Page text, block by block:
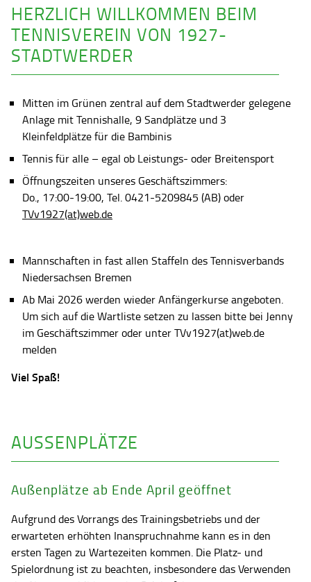
HERZLICH WILLKOMMEN BEIM
TENNISVEREIN VON 1927-
STADTWERDER
Mitten im Grünen zentral auf dem Stadtwerder gelegene
Anlage mit Tennishalle, 9 Sandplätze und 3
Kleinfeldplätze für die Bambinis
Tennis für alle – egal ob Leistungs- oder Breitensport
Öffnungszeiten unseres Geschäftszimmers:
Do., 17:00-19:00, Tel. 0421-5209845 (AB) oder
TVv1927(at)web.de
Mannschaften in fast allen Staffeln des Tennisverbands
Niedersachsen Bremen
Ab Mai 2026 werden wieder Anfängerkurse angeboten.
Um sich auf die Wartliste setzen zu lassen bitte bei Jenny
im Geschäftszimmer oder unter TVv1927(at)web.de
melden
Viel Spaß!
AUSSENPLÄTZE
Außenplätze ab Ende April geöffnet
Aufgrund des Vorrangs des Trainingsbetriebs und der
erwarteten erhöhten Inanspruchnahme kann es in den
ersten Tagen zu Wartezeiten kommen. Die Platz- und
Spielordnung ist zu beachten, insbesondere das Verwenden